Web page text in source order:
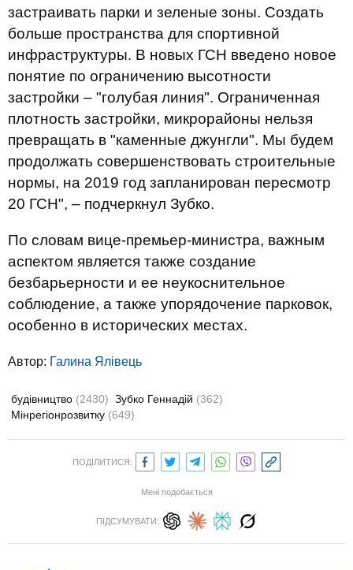
застраивать парки и зеленые зоны. Создать
больше пространства для спортивной
инфраструктуры. В новых ГСН введено новое
понятие по ограничению высотности
застройки – "голубая линия". Ограниченная
плотность застройки, микрорайоны нельзя
превращать в "каменные джунгли". Мы будем
продолжать совершенствовать строительные
нормы, на 2019 год запланирован пересмотр
20 ГСН", – подчеркнул Зубко.
По словам вице-премьер-министра, важным
аспектом является также создание
безбарьерности и ее неукоснительное
соблюдение, а также упорядочение парковок,
особенно в исторических местах.
Автор: Галина Ялівець
будівництво (2430) Зубко Геннадій (362)
Мінрегіонрозвитку (649)
ПОДІЛИТИСЯ:
Мені подобається
ПІДСУМУВАТИ: